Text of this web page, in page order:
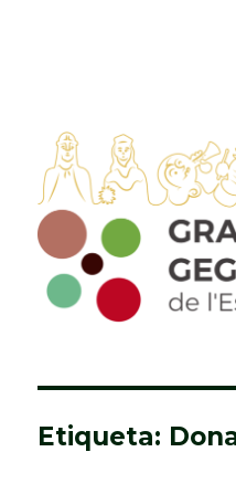
Grallers,
l'Espluga de
Etiqueta: